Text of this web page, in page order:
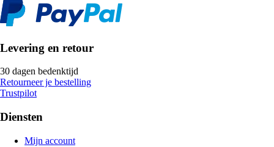
Levering en retour
30 dagen bedenktijd
Retourneer je bestelling
Trustpilot
Diensten
Mijn account